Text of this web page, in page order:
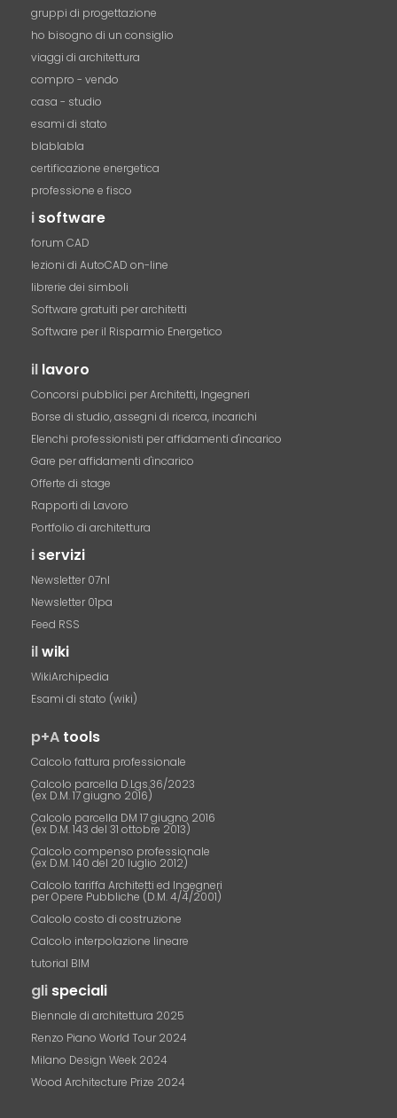
gruppi di progettazione
ho bisogno di un consiglio
viaggi di architettura
compro - vendo
casa - studio
esami di stato
blablabla
certificazione energetica
professione e fisco
i software
forum CAD
lezioni di AutoCAD on-line
librerie dei simboli
Software gratuiti per architetti
Software per il Risparmio Energetico
il lavoro
Concorsi pubblici per Architetti, Ingegneri
Borse di studio, assegni di ricerca, incarichi
Elenchi professionisti per affidamenti d'incarico
Gare per affidamenti d'incarico
Offerte di stage
Rapporti di Lavoro
Portfolio di architettura
i servizi
Newsletter 07nl
Newsletter 01pa
Feed RSS
ilwiki
WikiArchipedia
Esami di stato (wiki)
p+A tools
Calcolo fattura professionale
Calcolo parcella D.Lgs.36/2023
(ex D.M. 17 giugno 2016)
Calcolo parcella DM 17 giugno 2016
(ex D.M. 143 del 31 ottobre 2013)
Calcolo compenso professionale
(ex D.M. 140 del 20 luglio 2012)
Calcolo tariffa Architetti ed Ingegneri
per Opere Pubbliche (D.M. 4/4/2001)
Calcolo costo di costruzione
Calcolo interpolazione lineare
tutorial BIM
gli speciali
Biennale di architettura 2025
Renzo Piano World Tour 2024
Milano Design Week 2024
Wood Architecture Prize 2024